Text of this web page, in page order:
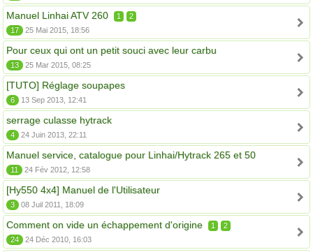
Manuel Linhai ATV 260 1
2
17
25 Mai 2015, 18:56
Pour ceux qui ont un petit souci avec leur carbu
13 25 Mar 2015, 08:25
[TUTO] Réglage soupapes
6 13 Sep 2013, 12:41
serrage culasse hytrack
4 24 Juin 2013, 22:11
Manuel service, catalogue pour Linhai/Hytrack 265 et 50
11 24 Fév 2012, 12:58
[Hy550 4x4] Manuel de l'Utilisateur
3 08 Juil 2011, 18:09
Comment on vide un échappement d'origine 1
2
24
24 Déc 2010, 16:03